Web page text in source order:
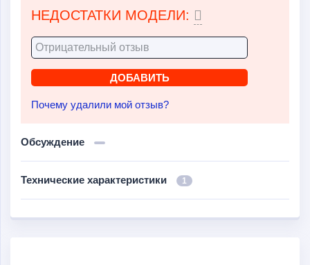
НЕДОСТАТКИ МОДЕЛИ:
Почему удалили мой отзыв?
Обсуждение
Технические характеристики 1